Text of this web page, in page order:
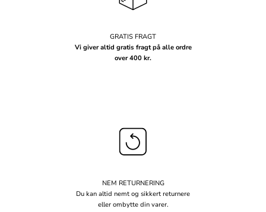
GRATIS FRAGT
Vi giver altid gratis fragt på alle ordre
over 400 kr.
NEM RETURNERING
Du kan altid nemt og sikkert returnere
eller ombytte din varer.